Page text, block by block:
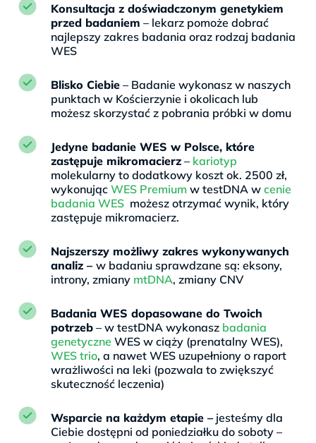
Konsultacja z doświadczonym genetykiem
przed badaniem – lekarz pomoże dobrać
najlepszy zakres badania oraz rodzaj badania
WES
Blisko Ciebie – Badanie wykonasz w naszych
punktach w Kościerzynie i okolicach lub
możesz skorzystać z pobrania próbki w domu
Jedyne badanie WES w Polsce, które
zastępuje mikromacierz – kariotyp
molekularny to dodatkowy koszt ok. 2500 zł,
wykonując WES Premium w testDNA w cenie
badania WES możesz otrzymać wynik, który
zastępuje mikromacierz.
Najszerszy możliwy zakres wykonywanych
analiz – w badaniu sprawdzane są: eksony,
introny, zmiany mtDNA, zmiany CNV
Badania WES dopasowane do Twoich
potrzeb – w testDNA wykonasz badania
genetyczne WES w ciąży (prenatalny WES),
WES trio, a nawet WES uzupełniony o raport
wrażliwości na leki (pozwala to zwiększyć
skuteczność leczenia)
Wsparcie na każdym etapie – jesteśmy dla
Ciebie dostępni od poniedziałku do soboty –